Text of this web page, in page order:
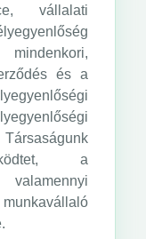
vállalati
és a
a